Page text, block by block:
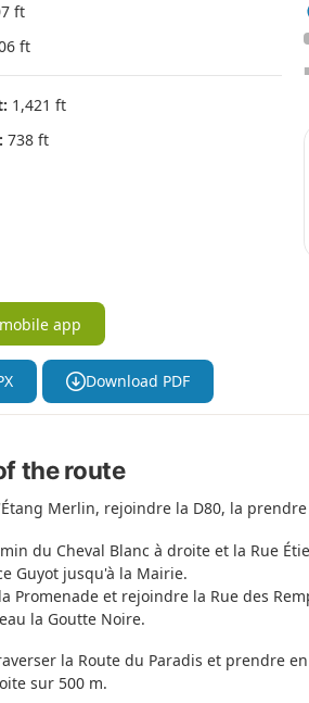
ft
ft
1,421 ft
738 ft
app
Download PDF
the route
Merlin, rejoindre la D80, la
du Cheval Blanc à droite et la Rue
Guyot jusqu'à la Mairie.
Promenade et rejoindre la Rue des
la Goutte Noire.
la Route du Paradis et prendre
sur 500 m.